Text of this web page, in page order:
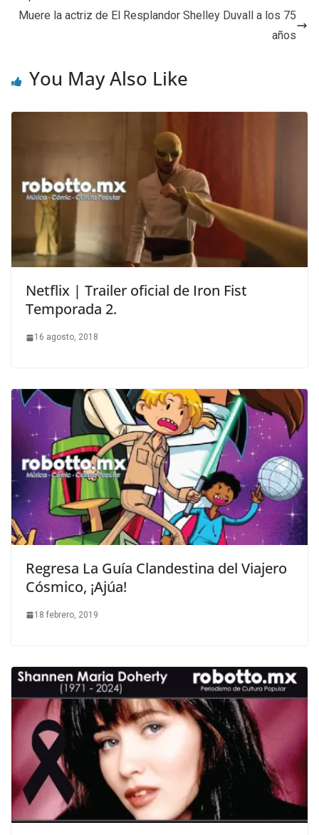
Muere la actriz de El Resplandor Shelley Duvall a los 75
años
You May Also Like
Netflix | Trailer oficial de Iron Fist
Temporada 2.
16 agosto, 2018
Regresa La Guía Clandestina del Viajero
Cósmico, ¡Ajúa!
18 febrero, 2019